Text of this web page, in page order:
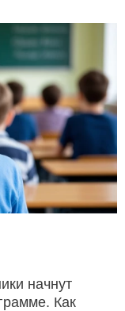
начнут
Как